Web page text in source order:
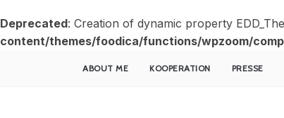
Deprecated: Creation of dynamic property
content/themes/foodica/functions/wpzoom/
ABOUT ME KOOPERATION PRESSE